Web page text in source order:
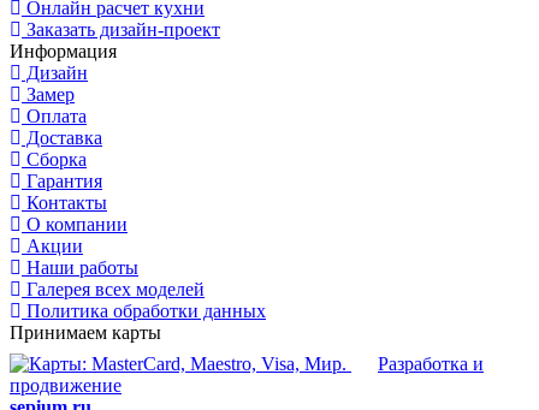
Онлайн расчет кухни
Заказать дизайн-проект
Информация
Дизайн
Замер
Оплата
Доставка
Сборка
Гарантия
Контакты
О компании
Акции
Наши работы
Галерея всех моделей
Политика обработки данных
Принимаем карты
Разработка и
продвижение